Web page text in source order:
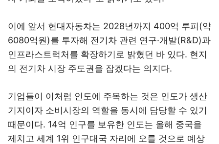
이에 앞서 현대자동차는 2028년까지 400억 루피(약
6080억원)를 투자해 전기차 관련 연구·개발(R&D)과
인프라스트럭처를 확장하기로 밝혔던 바 있다. 현지
의 전기차 시장 주도권을 잡겠다는 의지다.
기업들이 이처럼 인도에 주목하는 것은 인도가 생산
기지이자 소비시장의 역할을 동시에 담당할 수 있기
때문이다. 14억 인구를 보유한 인도는 올해 중국을
제치고 세계 1위 인구대국 자리에 오를 것으로 예상